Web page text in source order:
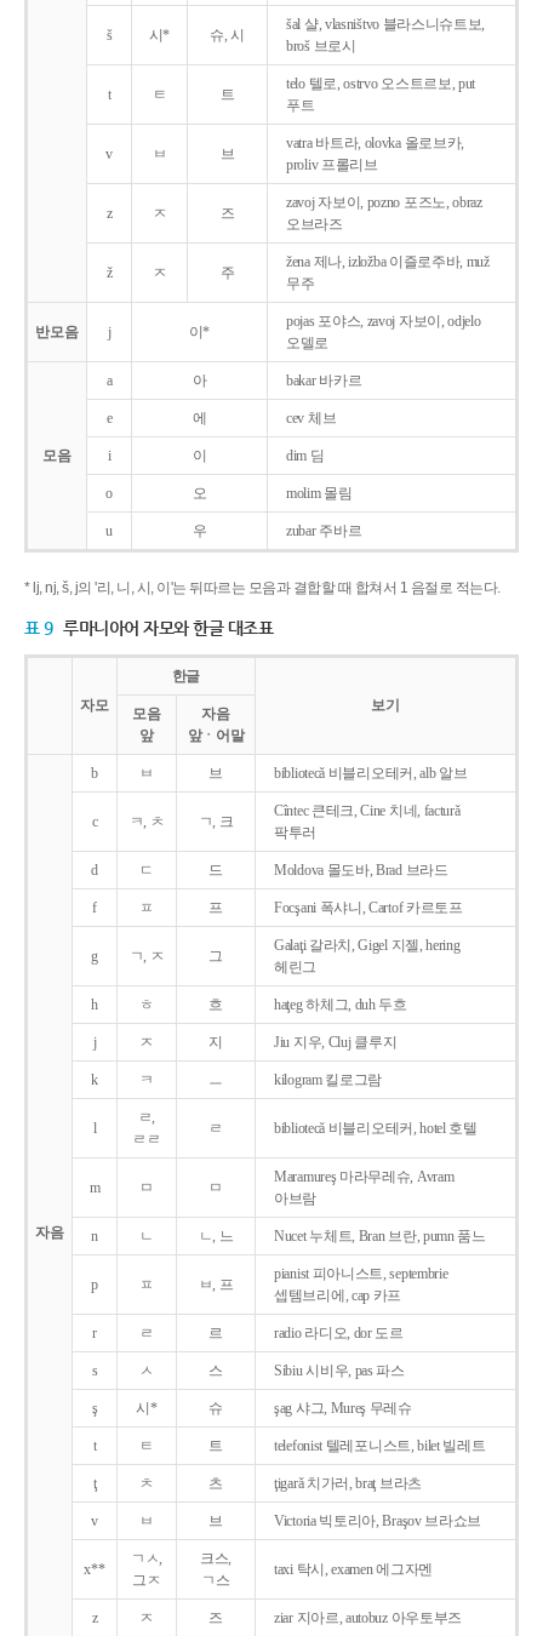
š 시* 슈, 시
šal 샬, vlasništvo 블라스니슈트보,
broš 브로시
t ㅌ 트
telo 텔로, ostrvo 오스트르보, put
푸트
v ㅂ 브
vatra 바트라, olovka 올로브카,
proliv 프롤리브
z ㅈ 즈
zavoj 자보이, pozno 포즈노, obraz
오브라즈
ž ㅈ 주
žena 제나, izložba 이즐로주바, muž
무주
반모음 j 이*
pojas 포야스, zavoj 자보이, odjelo
오델로
모음
a 아 bakar 바카르
e 에 cev 체브
i 이 dim 딤
o 오 molim 몰림
u 우 zubar 주바르
* lj, nj, š, j의 '리, 니, 시, 이'는 뒤따르는 모음과 결합할 때 합쳐서 1 음절로 적는다.
표 9 루마니아어 자모와 한글 대조표
자모
한글
보기
모음
앞
자음
앞ㆍ어말
자음
b ㅂ 브 bibliotecǎ 비블리오테커, alb 알브
c ㅋ, ㅊ ㄱ, 크
Cîntec 큰테크, Cine 치네, facturǎ
팍투러
d ㄷ 드 Moldova 몰도바, Brad 브라드
f ㅍ 프 Focşani 폭샤니, Cartof 카르토프
g ㄱ, ㅈ 그
Galaţi 갈라치, Gigel 지젤, hering
헤린그
h ㅎ 흐 haţeg 하체그, duh 두흐
j ㅈ 지 Jiu 지우, Cluj 클루지
k ㅋ ㅡ kilogram 킬로그람
l
ㄹ,
ㄹㄹ
ㄹ bibliotecǎ 비블리오테커, hotel 호텔
m ㅁ ㅁ
Maramureş 마라무레슈, Avram
아브람
n ㄴ ㄴ, 느 Nucet 누체트, Bran 브란, pumn 품느
p ㅍ ㅂ, 프
pianist 피아니스트, septembrie
셉템브리에, cap 카프
r ㄹ 르 radio 라디오, dor 도르
s ㅅ 스 Sibiu 시비우, pas 파스
ş 시* 슈 şag 샤그, Mureş 무레슈
t ㅌ 트 telefonist 텔레포니스트, bilet 빌레트
ţ ㅊ 츠 ţigarǎ 치가러, braţ 브라츠
v ㅂ 브 Victoria 빅토리아, Braşov 브라쇼브
x**
ㄱㅅ,
그ㅈ
크스,
ㄱ스
taxi 탁시, examen 에그자멘
z ㅈ 즈 ziar 지아르, autobuz 아우토부즈